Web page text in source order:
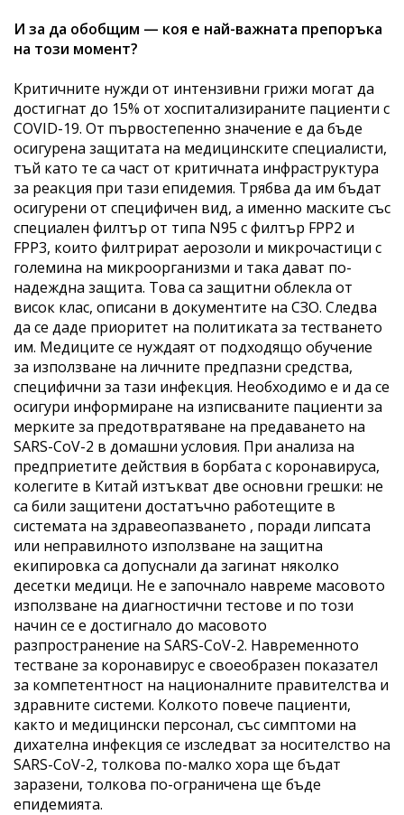
И за да обобщим — коя е най-важната препоръка
на този момент?
Критичните нужди от интензивни грижи могат да
достигнат до 15% от хоспитализираните пациенти с
COVID-19. От първостепенно значение е да бъде
осигурена защитата на медицинските специалисти,
тъй като те са част от критичната инфраструктура
за реакция при тази епидемия. Трябва да им бъдат
осигурени от специфичен вид, а именно маските със
специален филтър от типа N95 с филтър FPP2 и
FPP3, които филтрират аерозоли и микрочастици с
големина на микроорганизми и така дават по-
надеждна защита. Това са защитни облекла от
висок клас, описани в документите на СЗО. Следва
да се даде приоритет на политиката за тестването
им. Медиците се нуждаят от подходящо обучение
за използване на личните предпазни средства,
специфични за тази инфекция. Необходимо е и да се
осигури информиране на изписваните пациенти за
мерките за предотвратяване на предаването на
SARS-CoV-2 в домашни условия. При анализа на
предприетите действия в борбата с коронавируса,
колегите в Китай изтъкват две основни грешки: не
са били защитени достатъчно работещите в
системата на здравеопазването , поради липсата
или неправилното използване на защитна
екипировка са допуснали да загинат няколко
десетки медици. Не е започнало навреме масовото
използване на диагностични тестове и по този
начин се е достигнало до масовото
разпространение на SARS-CoV-2. Навременното
тестване за коронавирус е своеобразен показател
за компетентност на националните правителства и
здравните системи. Колкото повече пациенти,
както и медицински персонал, със симптоми на
дихателна инфекция се изследват за носителство на
SARS-CoV-2, толкова по-малко хора ще бъдат
заразени, толкова по-ограничена ще бъде
епидемията.